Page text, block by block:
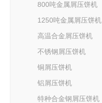
800吨金属屑压饼机
1250吨金属屑压饼机
高温合金屑压饼机
不锈钢屑压饼机
铜屑压饼机
铝屑压饼机
特种合金钢屑压饼机